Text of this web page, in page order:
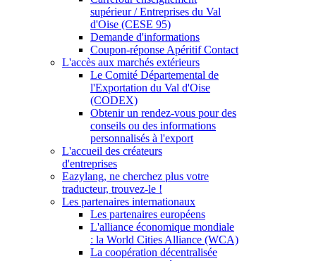
supérieur / Entreprises du Val
d'Oise (CESE 95)
Demande d'informations
Coupon-réponse Apéritif Contact
L'accès aux marchés extérieurs
Le Comité Départemental de
l'Exportation du Val d'Oise
(CODEX)
Obtenir un rendez-vous pour des
conseils ou des informations
personnalisés à l'export
L'accueil des créateurs
d'entreprises
Eazylang, ne cherchez plus votre
traducteur, trouvez-le !
Les partenaires internationaux
Les partenaires européens
L'alliance économique mondiale
: la World Cities Alliance (WCA)
La coopération décentralisée